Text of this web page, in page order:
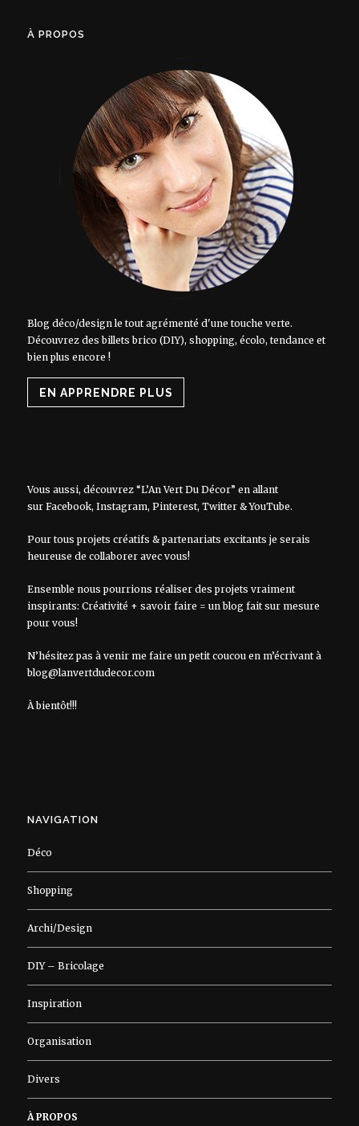
À PROPOS
Blog déco/design le tout agrémenté d'une touche verte.
Découvrez des billets brico (DIY), shopping, écolo, tendance et
bien plus encore !
EN APPRENDRE PLUS
Vous aussi, découvrez “L’An Vert Du Décor” en allant
sur Facebook, Instagram, Pinterest, Twitter&YouTube.
Pour tous projets créatifs & partenariats excitants je serais
heureuse de collaborer avec vous!
Ensemble nous pourrions réaliser des projets vraiment
inspirants: Créativité + savoir faire = un blog fait sur mesure
pour vous!
N’hésitez pas à venir me faire un petit coucou en m’écrivant à
blog@lanvertdudecor.com
À bientôt!!!
NAVIGATION
Déco
Shopping
Archi/Design
DIY – Bricolage
Inspiration
Organisation
Divers
À PROPOS